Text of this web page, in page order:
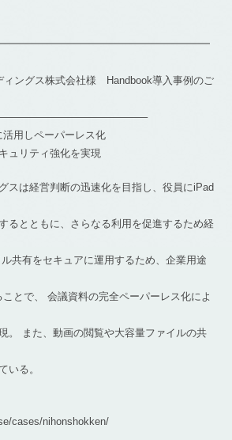
ィングス株式会社様 Handbook導入事例のご
活用しペーパーレス化
ュリティ強化を実現
スは経営判断の迅速化を目指し、役員にiPad
るとともに、さらなる利用を促進するため経
共有をセキュアに運用するため、企業用途
とで、 会議資料の完全ペーパーレス化によ
。 また、動画の閲覧や大容量ファイルの共
いる。
cases/nihonshokken/